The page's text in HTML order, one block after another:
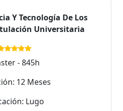
Y Tecnología De Los
Universitaria
- 845h
12 Meses
Lugo